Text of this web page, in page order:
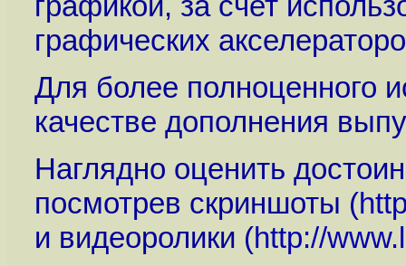
графических
Для более полноценного
качестве дополнения
Наглядно оценить
посмотрев скриншоты (
и видеоролики (http://